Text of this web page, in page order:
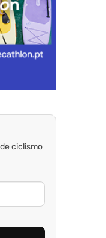
ciclismo